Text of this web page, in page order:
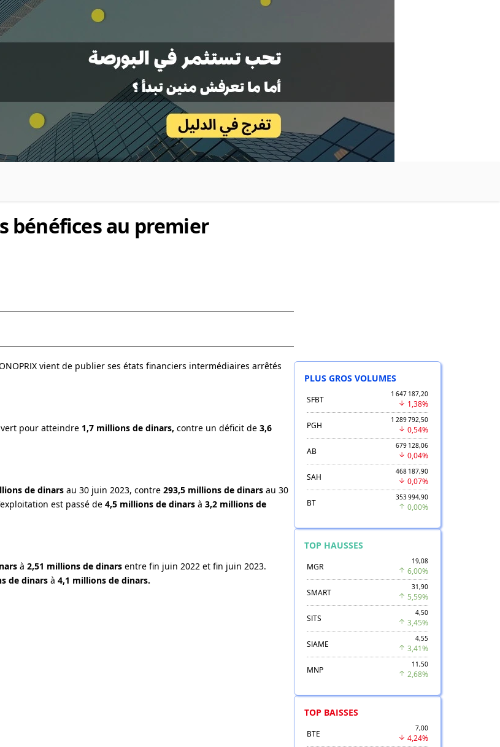
bénéfices au premier
vient de publier ses états financiers intermédiaires arrêtés
pour atteindre 1,7 millions de dinars, contre un déficit de 3,6
de dinars au 30 juin 2023, contre 293,5 millions de dinars au 30
est passé de 4,5 millions de dinars à 3,2 millions de
à 2,51 millions de dinars entre fin juin 2022 et fin juin 2023.
de dinars à 4,1 millions de dinars.
PLUS GROS VOLUMES
SFBT
1 647 187,20
1,38%
PGH
1 289 792,50
0,54%
AB
679 128,06
0,04%
SAH
468 187,90
0,07%
BT
353 994,90
0,00%
TOP HAUSSES
MGR
19,08
6,00%
SMART
31,90
5,59%
SITS
4,50
3,45%
SIAME
4,55
3,41%
MNP
11,50
2,68%
TOP BAISSES
BTE
7,00
4,24%